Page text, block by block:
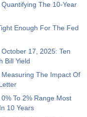
Prev
de CFTC Gold
Prev
182.1 K
du pétrole brut
Prev
The 10-Year
Enough For The Fed
17, 2025: Ten
Bill Yield
The Impact Of
To 2% Range Most
10 Years